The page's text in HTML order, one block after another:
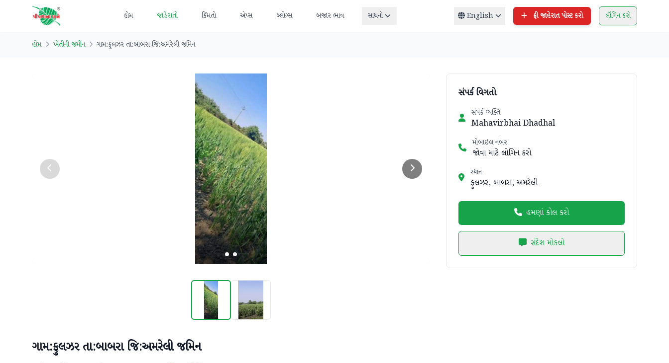
હોમ જાહેરાતો કિંમતો એપ્સ બ્લોગ્સ બજાર ભાવ સાધનો English ફ્રી જાહેરાત પોસ્ટ કરો લૉગિન કરો
હોમ ખેતીની જમીન ગામ:ફુલઝર તા:બાબરા જિ:અમરેલી જમિન
ગામ:ફુલઝર તા:બાબરા જિ:અમરેલી જમિન
સંપર્ક વિગતો
સંપર્ક વ્યક્તિ
Mahavirbhai Dhadhal
મોબાઇલ નંબર
જોવા માટે લોગિન કરો
સ્થાન
ફુલઝર, બાબરા, અમરેલી
હમણાં કોલ કરો
સંદેશ મોકલો